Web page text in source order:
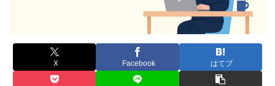
X Facebook はてブ